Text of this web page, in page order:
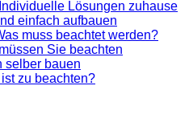
Lösungen zuhause
einfach aufbauen
muss beachtet werden?
Sie beachten
selber bauen
zu beachten?